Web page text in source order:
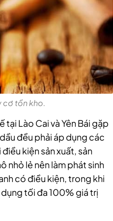
cơ tồn kho.
Lào Cai và Yên Bái gặp
đều phải áp dụng các
kiện sản xuất, sản
nhỏ lẻ nên làm phát sinh
có điều kiện, trong khi
tối đa 100% giá trị